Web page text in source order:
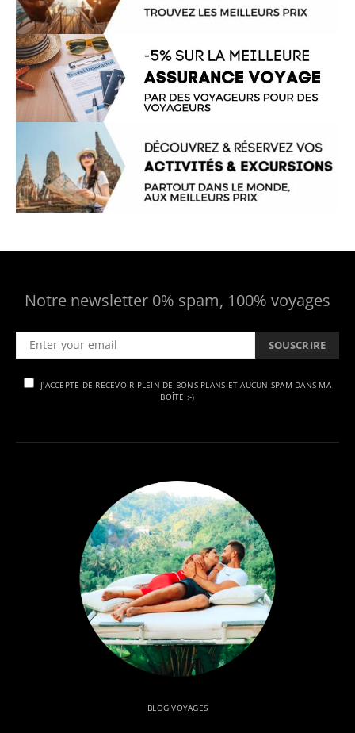
Notre newsletter 0% spam, 100% voyages
SOUSCRIRE
J'ACCEPTE DE RECEVOIR PLEIN DE BONS PLANS ET AUCUN SPAM DANS MA
BOÎTE :-)
BLOG VOYAGES